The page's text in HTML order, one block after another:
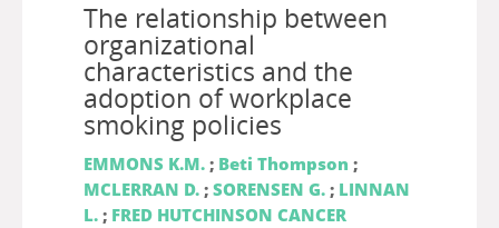
The relationship between
organizational
characteristics and the
adoption of workplace
smoking policies
EMMONS K.M.; Beti Thompson ;
MCLERRAN D.; SORENSEN G.; LINNAN
L.; FRED HUTCHINSON CANCER